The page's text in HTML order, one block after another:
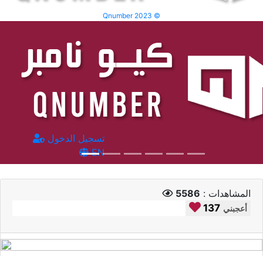
Qnumber 2023 ©
تسجيل الدخول
EN
المشاهدات : 5586
137 أعجبني